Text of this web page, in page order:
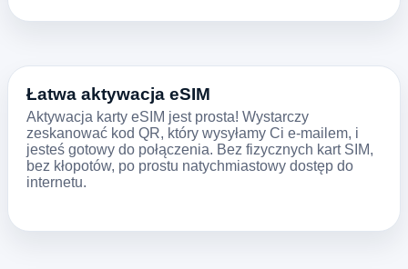
Łatwa aktywacja eSIM
Aktywacja karty eSIM jest prosta! Wystarczy
zeskanować kod QR, który wysyłamy Ci e-mailem, i
jesteś gotowy do połączenia. Bez fizycznych kart SIM,
bez kłopotów, po prostu natychmiastowy dostęp do
internetu.